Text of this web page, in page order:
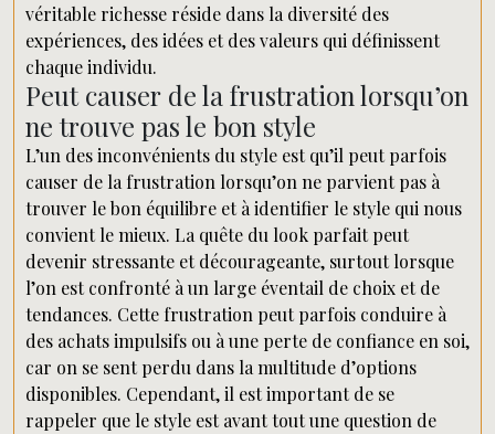
véritable richesse réside dans la diversité des
expériences, des idées et des valeurs qui définissent
chaque individu.
Peut causer de la frustration lorsqu’on
ne trouve pas le bon style
L’un des inconvénients du style est qu’il peut parfois
causer de la frustration lorsqu’on ne parvient pas à
trouver le bon équilibre et à identifier le style qui nous
convient le mieux. La quête du look parfait peut
devenir stressante et décourageante, surtout lorsque
l’on est confronté à un large éventail de choix et de
tendances. Cette frustration peut parfois conduire à
des achats impulsifs ou à une perte de confiance en soi,
car on se sent perdu dans la multitude d’options
disponibles. Cependant, il est important de se
rappeler que le style est avant tout une question de